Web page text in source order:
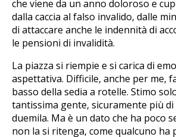
che viene da un anno doloroso e
dalla caccia al falso invalido, dalle
di attaccare anche le indennità di
le pensioni di invalidità.
La piazza si riempie e si carica di
aspettativa. Difficile, anche per me,
basso della sedia a rotelle. Stimo
tantissima gente, sicuramente più di
duemila. Ma è un dato che ha poco
non la si ritenga, come qualcuno ha